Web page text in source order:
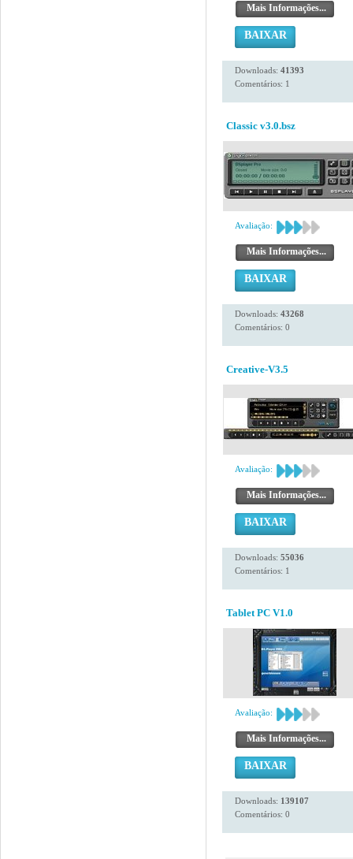
Mais Informações...
BAIXAR
Downloads: 41393
Comentários: 1
Classic v3.0.bsz
Avaliação:
Mais Informações...
BAIXAR
Downloads: 43268
Comentários: 0
Creative-V3.5
Avaliação:
Mais Informações...
BAIXAR
Downloads: 55036
Comentários: 1
Tablet PC V1.0
Avaliação:
Mais Informações...
BAIXAR
Downloads: 139107
Comentários: 0